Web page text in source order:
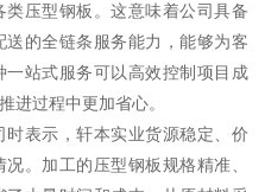
压型钢板。这意味着公司具备
的全链条服务能力，能够为客
站式服务可以高效控制项目成
进过程中更加省心。
表示，轩本实业货源稳定、价
。加工的压型钢板规格精准、